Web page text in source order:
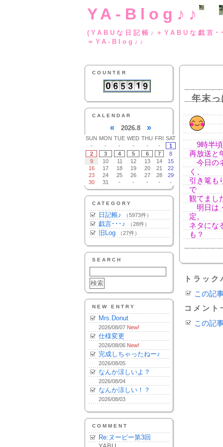
YA-Blog♪♪
(YABUな日記帳♪
＝YA-Blog♪♪
COUNTER
CALENDAR
« 2026.8 »
SUN MON TUE WED THU FRI SAT
-
- - - - -
1
2
3 4 5 6 7
8
9
10 11 12 13 14
15
16
17 18 19 20 21
22
23
24 25 26 27 28
29
30
31 - - - - -
CATEGORY
日記帳♪ （5973件）
戯言･･･♪ （28件）
旧Log （27件）
SEARCH
NEW ENTRY
Mrs.Donut
2026/08/07 New!
仕様変更
2026/08/06 New!
完成しちゃったねー♪
2026/08/05
なんか涼しいよ？
2026/08/04
なんか涼しい！？
2026/08/03
COMMENT
Re:ヌーピー第3回
年末
9時半頃
再放送と
今日の
く、
引き篭も
で
観てまし
明日は
定。
ネタにな
も？
トラッ
この記
コメント
この記